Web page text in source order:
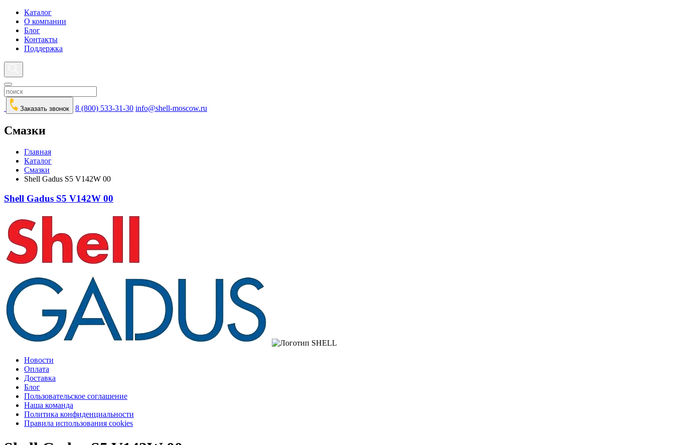
Каталог
О компании
Блог
Контакты
Поддержка
Заказать звонок 8 (800) 533-31-30 info@shell-moscow.ru
Смазки
Главная
Каталог
Смазки
Shell Gadus S5 V142W 00
Shell Gadus S5 V142W 00
Новости
Оплата
Доставка
Блог
Пользовательское соглашение
Наша команда
Политика конфиденциальности
Правила использования cookies